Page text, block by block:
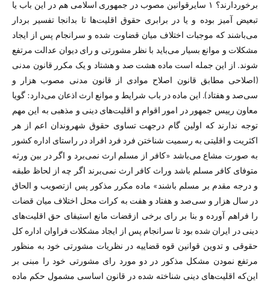
برخوردارند؟ ۱ سایرقوانین مصوب در جمهوری اسلامی هم در این باب یا
تبعیض آمیز بوده و یا در برابری حقوق اقلیت‌ها تا بدانجا تفسیر بردار
می‌باشند که موجبات اختلاف میان قضاوت شده و سرانجام پس از ایجاد
مشکلات و موانع بسیار می‌باید با نظر مشورتی و رای دیوان عدالت مرتفع
شوند. از این جمله است ماده هشت صد و هشتاد و یک مکرر قانون مدنی
(اصلاحی مطابق قانون اصلاح موادی از قانون مدنی مصوب هزار و
سی‌صد و هفتاد). این ماده در باب شرایط و موانع ارث اذعان می‌دارد: گویا
معاون رییس جمهور در امور اقوام و اقلیت‌های دینی و مذهبی به این مهم
توجه ندارند که اولین گام درجهت تساوی حقوق شهروندان اعم از هر
اکثریت و اقلیتی به رسمیت شناختن فرد فرد افراد در راستای اداره کشور
به صورت مشاع می‌باشد «کافر از مسلم ارث نمی‌برد و اگر در بین ورثه
متوفای کافر مسلم باشد وراث کافر ارث نمی‌برند اگر چه از لحاظ طبقه
و درجه مقدم بر مسلم باشند» ماده مکرر مذکور پس ازتصویب و الحاق
در سال هزار و سی‌صد و هفتاد و هفت به کرات محل اختلاف میان قضات
را فراهم آورده و بنا بر رای برخی ازقضات مانع استیفای حق اقلیت‌های
دینی در ایران شده بود تا سرانجام پس از ایجاد مشکلات فراوان اداره کل
حقوقی و تدوین قوانین قوه قضاییه در نظریات مشورتی خود به منظور
مرتفع نمودن مشکل مذکور در دو مورد رای مشورتی خود را مبنی بر
این‌که اقلیت‌های دینی شناخته شده در قانون اساسی مشمول حکم ماده